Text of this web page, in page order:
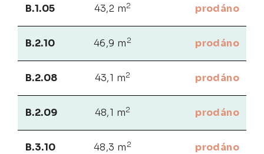
B.1.05 43,2 m2 prodáno
B.2.10 46,9 m 2 prodáno
B.2.08 43,1 m2 prodáno
B.2.09 48,1 m2 prodáno
B.3.10 48,3 m 2 prodáno